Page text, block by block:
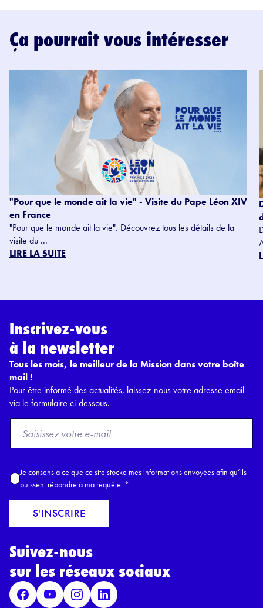
Ça pourrait vous intéresser
"Pour que le monde ait la vie" - Visite du Pape Léon XIV
en France
"Pour que le monde ait la vie". Découvrez tous les détails de la
visite du ...
LIRE LA SUITE
Inscrivez-vous
à la newsletter
Tous les mois, le meilleur de la Mission dans votre boîte
mail !
Pour être informé des actualités, laissez-nous votre adresse email
via le formulaire ci-dessous.
o
E
m
a
l
A
c
c
R
P
D
*
Je consens à ce que ce site stocke mes informations envoyées afin qu’ils
puissent répondre à ma requête. *
S'INSCRIRE
Suivez-nous
sur les réseaux sociaux